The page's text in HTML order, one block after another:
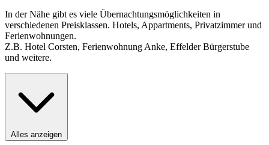
In der Nähe gibt es viele Übernachtungsmöglichkeiten in
verschiedenen Preisklassen. Hotels, Appartments, Privatzimmer und
Ferienwohnungen.
Z.B. Hotel Corsten, Ferienwohnung Anke, Effelder Bürgerstube
und weitere.
Alles anzeigen